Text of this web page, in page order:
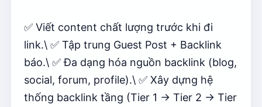
✅ Viết content chất lượng trước khi đi
link.\ ✅ Tập trung Guest Post + Backlink
báo.\ ✅ Đa dạng hóa nguồn backlink (blog,
social, forum, profile).\ ✅ Xây dựng hệ
thống backlink tầng (Tier 1 → Tier 2 → Tier